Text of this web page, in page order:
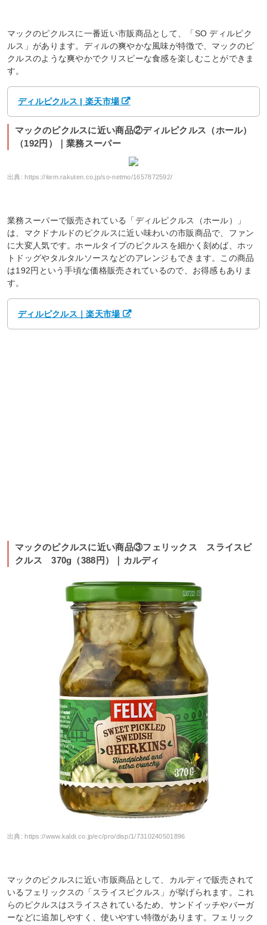
マックのピクルスに一番近い市販商品として、「SO ディルピク
ルス」があります。ディルの爽やかな風味が特徴で、マックのピ
クルスのような爽やかでクリスピーな食感を楽しむことができま
す。
ディルピクルス | 楽天市場
マックのピクルスに近い商品②ディルピクルス（ホール）
（192円）｜業務スーパー
出典: https://item.rakuten.co.jp/so-netmo/1657872592/
業務スーパーで販売されている「ディルピクルス（ホール）」
は、マクドナルドのピクルスに近い味わいの市販商品で、ファン
に大変人気です。ホールタイプのピクルスを細かく刻めば、ホッ
トドッグやタルタルソースなどのアレンジもできます。この商品
は192円という手頃な価格販売されているので、お得感もありま
す。
ディルピクルス｜楽天市場
マックのピクルスに近い商品③フェリックス スライスピ
クルス 370g（388円）｜カルディ
出典:https://www.kaldi.co.jp/ec/pro/disp/1/7310240501896
マックのピクルスに近い市販商品として、カルディで販売されて
いるフェリックスの「スライスピクルス」が挙げられます。これ
らのピクルスはスライスされているため、サンドイッチやバーガ
ーなどに追加しやすく、使いやすい特徴があります。フェリック